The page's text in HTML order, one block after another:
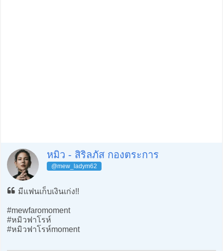
หมิว - สิริลภัส กองตระการ
@mew_ladym62
มีแฟนเก็บเงินเก่ง!!
#mewfaromoment
#หมิวฟาโรห์
#หมิวฟาโรห์moment